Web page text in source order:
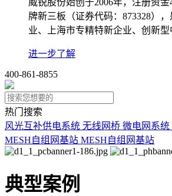
威锐股份始创于2006年，注册资金
牌新三板（证券代码：873328）
业、上海市专精特新企业、创新型
进一步了解
400-861-8855
热门搜索
风光互补供电系统 无线网桥 微电网系统
MESH自组网基站 MESH自组网基站
典型案例